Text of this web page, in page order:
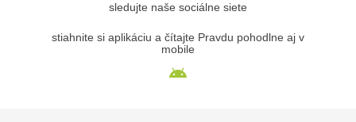
sledujte naše sociálne siete
stiahnite si aplikáciu a čítajte Pravdu pohodlne aj v
mobile